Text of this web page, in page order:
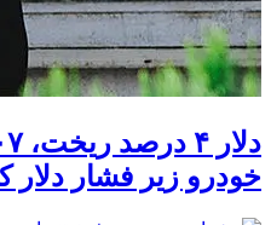
خودرو زیر فشار دلار